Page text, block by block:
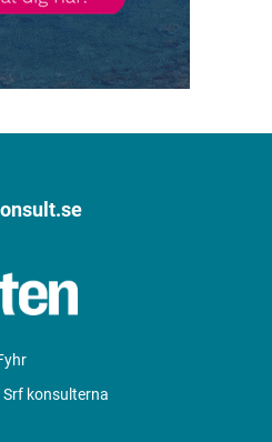
konsulterna